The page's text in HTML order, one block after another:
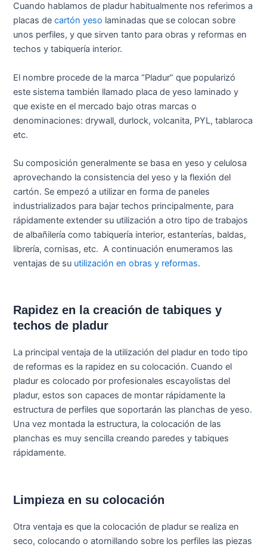
Cuando hablamos de pladur habitualmente nos referimos a
placas decartón yeso laminadas que se colocan sobre
unos perfiles, y que sirven tanto para obras y reformas en
techos y tabiquería interior.
El nombre procede de la marca “Pladur” que popularizó
este sistema también llamado placa de yeso laminado y
que existe en el mercado bajo otras marcas o
denominaciones: drywall, durlock, volcanita, PYL, tablaroca
etc.
Su composición generalmente se basa en yeso y celulosa
aprovechando la consistencia del yeso y la flexión del
cartón. Se empezó a utilizar en forma de paneles
industrializados para bajar techos principalmente, para
rápidamente extender su utilización a otro tipo de trabajos
de albañilería como tabiquería interior, estanterías, baldas,
librería, cornisas, etc. A continuación enumeramos las
ventajas de su utilización en obras y reformas.
Rapidez en la creación de tabiques y
techos de pladur
La principal ventaja de la utilización del pladur en todo tipo
de reformas es la rapidez en su colocación. Cuando el
pladur es colocado por profesionales escayolistas del
pladur, estos son capaces de montar rápidamente la
estructura de perfiles que soportarán las planchas de yeso.
Una vez montada la estructura, la colocación de las
planchas es muy sencilla creando paredes y tabiques
rápidamente.
Limpieza en su colocación
Otra ventaja es que la colocación de pladur se realiza en
seco, colocando o atornillando sobre los perfiles las piezas